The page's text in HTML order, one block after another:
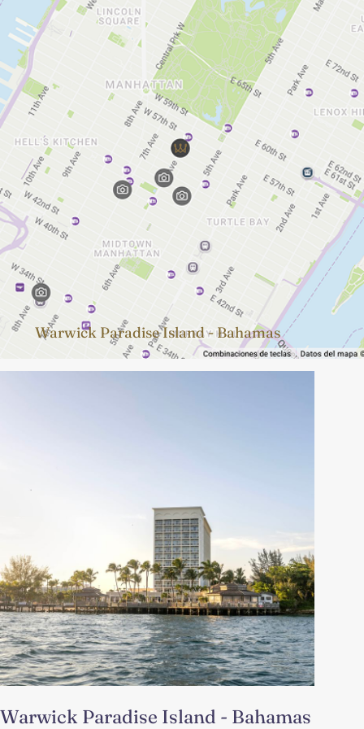
Warwick Paradise Island - Bahamas
Warwick Paradise Island - Bahamas